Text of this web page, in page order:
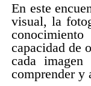
En este
visual, la
capacidad de
cada
comprender y